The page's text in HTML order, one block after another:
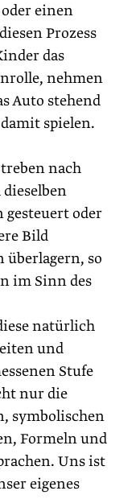
einen
Prozess
das
nehmen
Auto stehend
spielen.
nach
oder
Bild
überlagern, so
im Sinn des
natürlich
und
Stufe
nur die
symbolischen
Formeln und
Uns ist
eigenes